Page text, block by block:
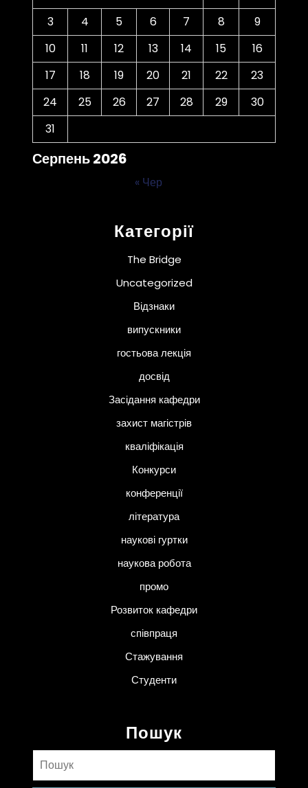
Серпень 2026
3
4 5 6 7 8
9
10
11 12 13 14 15
16
17
18 19 20 21 22
23
24
25 26 27 28 29
30
31
« Чер
Категорії
The Bridge
Uncategorized
Відзнаки
випускники
гостьова лекція
досвід
Засідання кафедри
захист магістрів
кваліфікація
Конкурси
конференції
література
наукові гуртки
наукова робота
промо
Розвиток кафедри
співпраця
Стажування
Студенти
Пошук
Пошук: